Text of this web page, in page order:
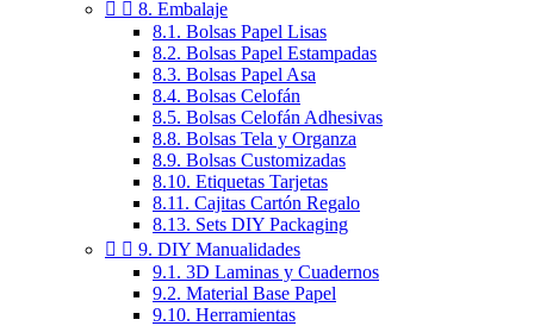
  8. Embalaje
8.1. Bolsas Papel Lisas
8.2. Bolsas Papel Estampadas
8.3. Bolsas Papel Asa
8.4. Bolsas Celofán
8.5. Bolsas Celofán Adhesivas
8.8. Bolsas Tela y Organza
8.9. Bolsas Customizadas
8.10. Etiquetas Tarjetas
8.11. Cajitas Cartón Regalo
8.13. Sets DIY Packaging
  9. DIY Manualidades
9.1. 3D Laminas y Cuadernos
9.2. Material Base Papel
9.10. Herramientas